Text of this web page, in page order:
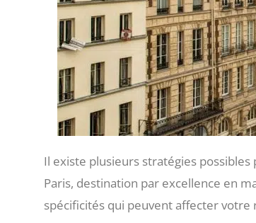
Il existe plusieurs stratégies
Paris, destination par excellence en
spécificités qui peuvent affecter votre